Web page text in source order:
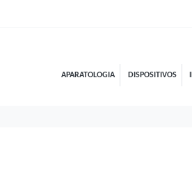
APARATOLOGIA DISPOSITIVOS